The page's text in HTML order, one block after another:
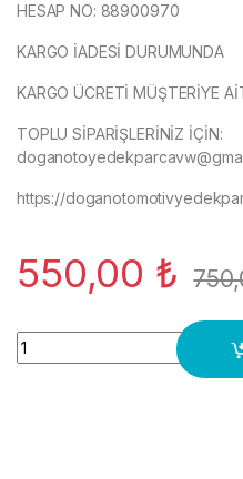
HESAP NO: 88900970
KARGO İADESİ DURUMUNDA
KARGO ÜCRETİ MÜŞTERİYE
TOPLU SİPARİŞLERİNİZ İÇİN:
https://
550,00 ₺
6N1823723 MOTOR KAPUT